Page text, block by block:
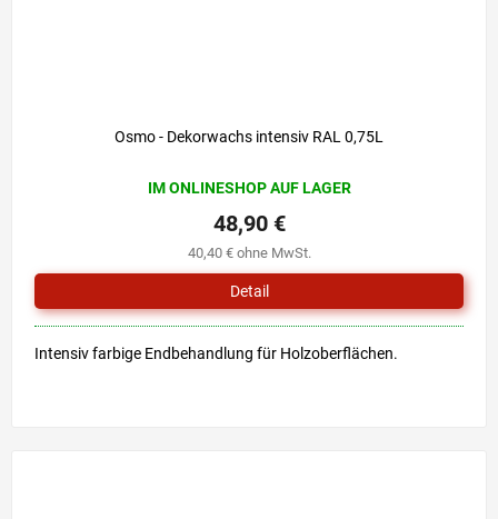
Osmo - Dekorwachs intensiv RAL 0,75L
IM ONLINESHOP AUF LAGER
40,40 € ohne MwSt.
48,90 €
Detail
Intensiv farbige Endbehandlung für Holzoberflächen.